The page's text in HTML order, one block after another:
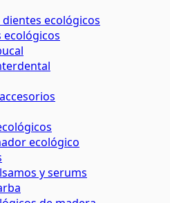
dientes ecológicos
ecológico
y serums